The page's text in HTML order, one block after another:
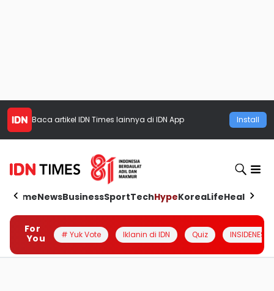
Baca artikel IDN Times lainnya di IDN App Install
HomeNewsBusinessSportTechHypeKoreaLifeHealth
For
You
# Yuk Vote Iklanin di IDN Quiz INSIDENESIA